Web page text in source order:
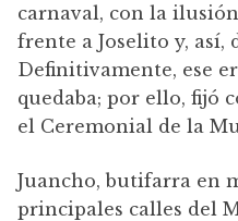
carnaval, con la
frente a Joselito y, así,
Definitivamente, ese
quedaba; por ello, fijó
el Ceremonial de la
Juancho, butifarra en
principales calles del